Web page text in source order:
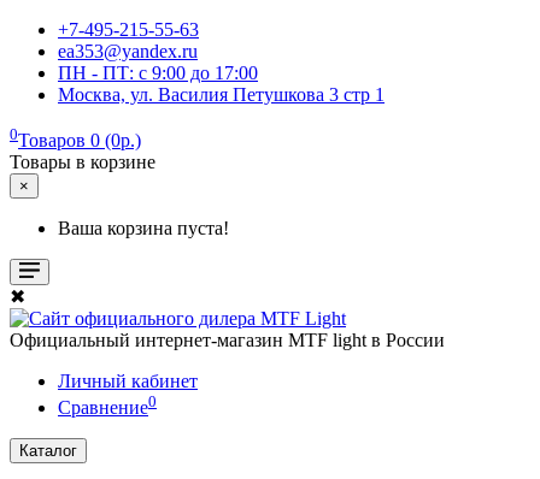
+7-495-215-55-63
ea353@yandex.ru
ПН - ПТ: c 9:00 до 17:00
Москва, ул. Василия Петушкова 3 стр 1
0Товаров 0 (0р.)
Товары в корзине
×
Ваша корзина пуста!
✖
Официальный интернет-магазин MTF light в России
Личный кабинет
Сравнение0
Каталог